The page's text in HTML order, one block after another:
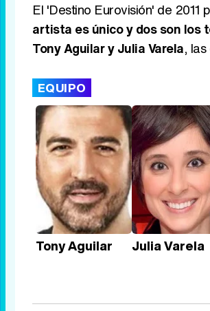
El 'Destino Eurovisión' de
artista es único y dos son los
Tony Aguilar y Julia Varela,
EQUIPO
Tony Aguilar Julia Varela